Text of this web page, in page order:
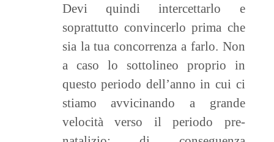
Devi quindi intercettarlo e
soprattutto convincerlo prima che
sia la tua concorrenza a farlo. Non
a caso lo sottolineo proprio in
questo periodo dell’anno in cui ci
stiamo avvicinando a grande
velocità verso il periodo pre-